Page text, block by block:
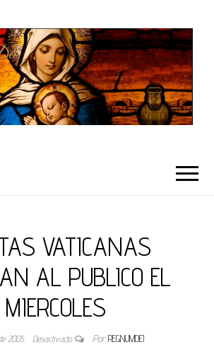
VATICANAS
AL PUBLICO EL
MIERCOLES
2005 Desactivado Por REGNUMDEI